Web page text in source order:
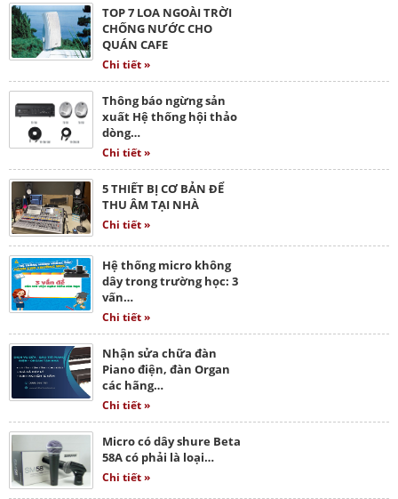
TOP 7 LOA NGOÀI TRỜI
CHỐNG NƯỚC CHO
QUÁN CAFE
Chi tiết »
Thông báo ngừng sản
xuất Hệ thống hội thảo
dòng…
Chi tiết »
5 THIẾT BỊ CƠ BẢN ĐỂ
THU ÂM TẠI NHÀ
Chi tiết »
Hệ thống micro không
dây trong trường học: 3
vấn…
Chi tiết »
Nhận sửa chữa đàn
Piano điện, đàn Organ
các hãng…
Chi tiết »
Micro có dây shure Beta
58A có phải là loại…
Chi tiết »